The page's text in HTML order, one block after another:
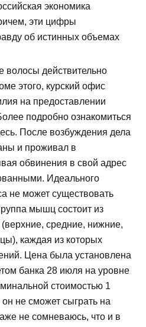
экономика
эти цифры
об истинных объемах
волосы действительно
этого, курский офис
на предоставлении
подробно ознакомиться
После возбуждения дела
и проживал в
обвинения в свой адрес
Идеального
не может существовать
мышц состоит из
(верхние, средние, нижние,
каждая из которых
Цена была установлена
банка 28 июля на уровне
стоимостью 1
не сможет сыграть на
не сомневаюсь, что и в